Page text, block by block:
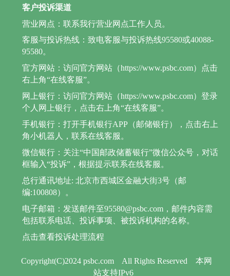
Copyright(C)2024 psbc.com All Rights Reserved
本网
站支持IPv6
客户投诉渠道
营业网点：联系我行营业网点工作人员。
客服与投诉热线：致电客服与投诉热线95580或40088-
95580。
官方网站：访问官方网站（https://www.psbc.com）点击
右上角“在线客服”。
网上银行：访问官方网站（https://www.psbc.com）登录
个人网上银行，点击右上角“在线客服”。
手机银行：打开手机银行APP（邮储银行），点击右上
角小机器人，联系在线客服。
微信银行：关注“中国邮政储蓄银行”微信公众号，对话
框输入“投诉”，根据提示联系在线客服。
总行通讯地址: 北京市西城区金融大街3号（邮
编:100808）。
电子邮箱：发送邮件至95580@psbc.com，邮件内容需
包括联系电话、投诉事项、被投诉机构的名称。
点击查看投诉处理流程